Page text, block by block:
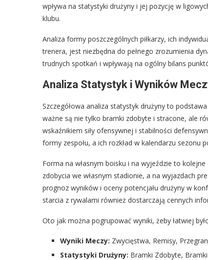
wpływa na statystyki drużyny i jej pozycję w
klubu.
Analiza formy poszczególnych piłkarzy, ich
trenera, jest niezbędna do pełnego zrozumienia
trudnych spotkań i wpływają na ogólny bilans
Analiza Statystyk i Wyników
Szczegółowa analiza statystyk drużyny to
ważne są nie tylko bramki zdobyte i stracone, ale
wskaźnikiem siły ofensywnej i stabilności
formy zespołu, a ich rozkład w kalendarzu
Forma na własnym boisku i na wyjeździe to
zdobycia we własnym stadionie, a na wyjazdach
prognoz wyników i oceny potencjału drużyny w
starcia z rywalami również dostarczają cennych
Oto jak można pogrupować wyniki, żeby łatwiej
Wyniki Meczy: Zwycięstwa, Remisy,
Statystyki Drużyny: Bramki Zdobyte,